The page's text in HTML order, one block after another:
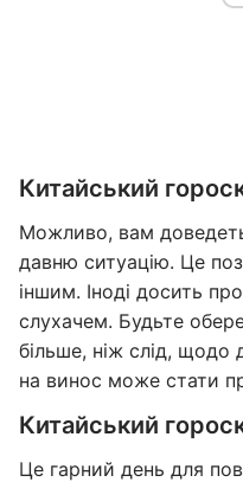
Китайський
Можливо, вам
давню ситуацію. Це
іншим. Іноді досить
слухачем. Будьте
більше, ніж слід, щодо
на винос може стати
Китайський
Це гарний день для